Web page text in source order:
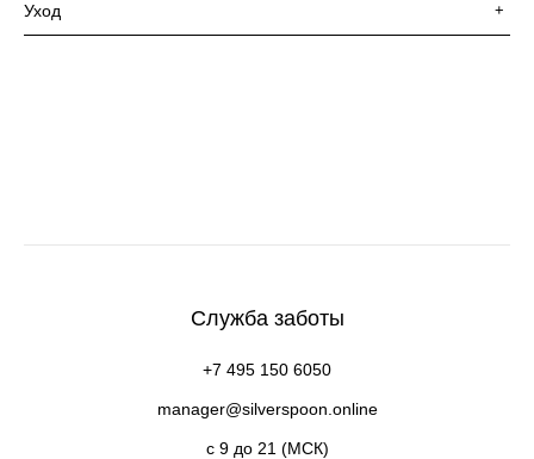
Уход +
Служба заботы
+7 495 150 6050
manager@silverspoon.online
c 9 до 21 (МСК)